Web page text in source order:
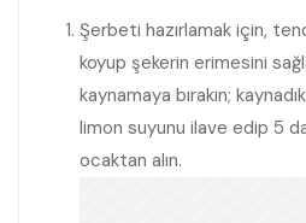
Şerbeti hazırlamak için,
koyup şekerin erimesini
kaynamaya bırakın;
limon suyunu ilave edip 5
ocaktan alın.